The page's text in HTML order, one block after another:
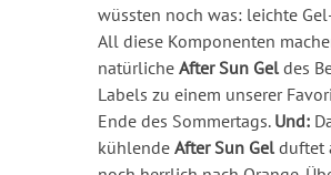
wüssten noch was: leichte
All diese Komponenten
natürliche After Sun Geldes
Labels zu einem unserer
Ende des Sommertags. Und:
kühlende After Sun Gelduftet